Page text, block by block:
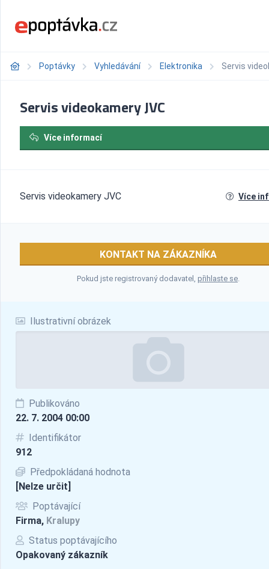
Poptávky Vyhledávání Elektronika Servis
Ilustrativní obrázek
Publikováno
22. 7. 2004 00:00
Identifikátor
912
Předpokládaná hodnota
[Nelze určit]
Poptávající
Firma, Kralupy
Status poptávajícího
Opakovaný zákazník
Servis videokamery JVC
Více informací
Servis videokamery JVC Více
KONTAKT NA ZÁKAZNÍKA
Pokud jste registrovaný dodavatel, přihlaste se.